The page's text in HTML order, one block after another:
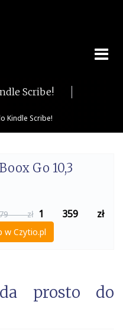
Scribe!
Kindle Scribe!
Go 10,3
zł 1 359 zł
w Czytio.pl
prosto do